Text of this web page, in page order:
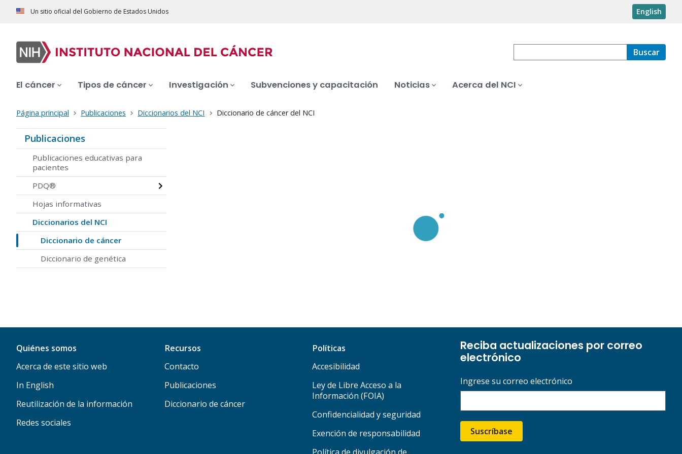
Un sitio oficial del Gobierno de Estados Unidos English
Buscar
El cáncer Tipos de cáncer Investigación Subvenciones y capacitación Noticias Acerca del NCI
Página principal Publicaciones Diccionarios del NCI Diccionario de cáncer del NCI
Publicaciones
Publicaciones educativas para
pacientes
PDQ®
Hojas informativas
Diccionarios del NCI
Diccionario de cáncer
Diccionario de genética
Quiénes somos
Acerca de este sitio web
In English
Reutilización de la información
Redes sociales
Recursos
Contacto
Publicaciones
Diccionario de cáncer
Políticas
Accesibilidad
Ley de Libre Acceso a la
Información (FOIA)
Confidencialidad y seguridad
Exención de responsabilidad
Reciba actualizaciones por correo
electrónico
Ingrese su correo electrónico
Suscríbase